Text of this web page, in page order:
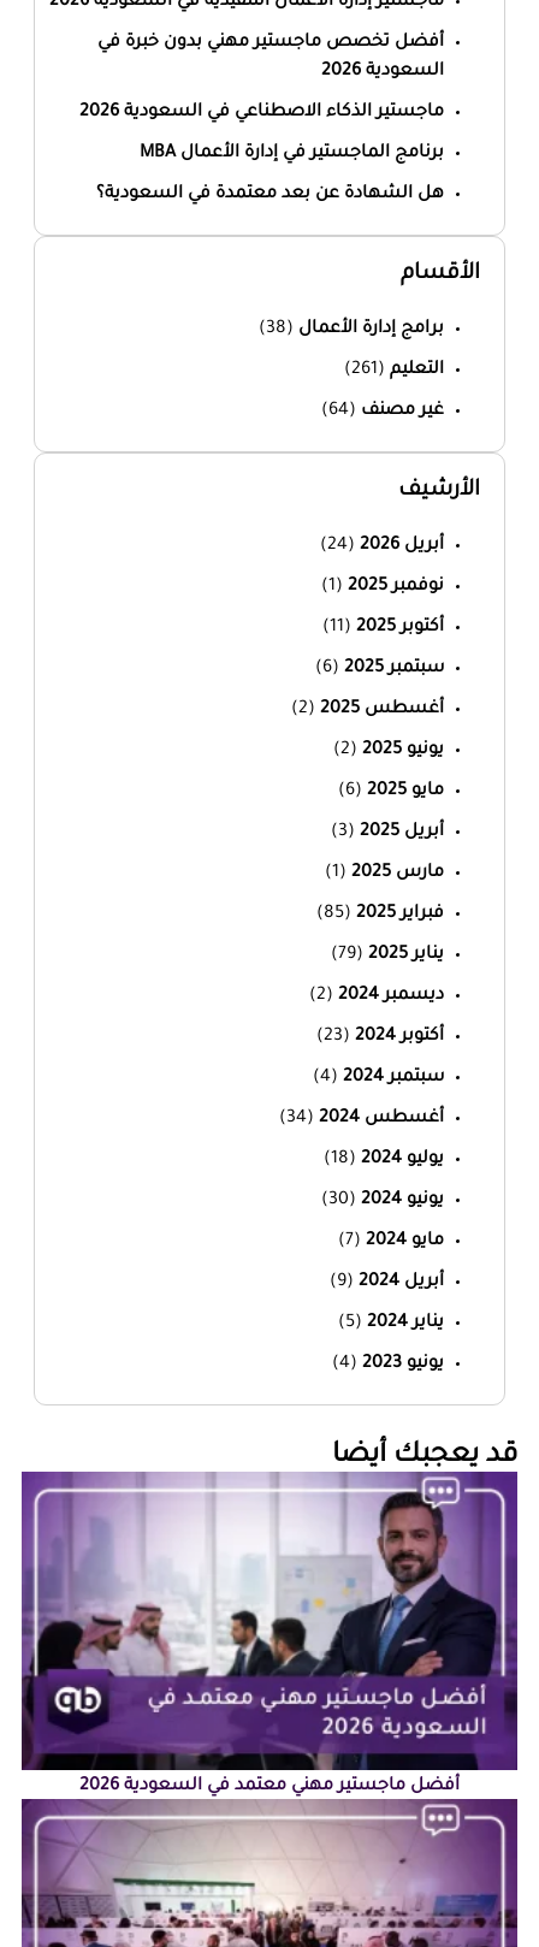
أفضل تخصص ماجستير مهني بدون خبرة في
السعودية 2026
ماجستير الذكاء الاصطناعي في السعودية 2026
برنامج الماجستير في إدارة الأعمال MBA
هل الشهادة عن بعد معتمدة في السعودية؟
الأقسام
برامج إدارة الأعمال (38)
التعليم (261)
غير مصنف (64)
الأرشيف
أبريل 2026 (24)
نوفمبر 2025 (1)
أكتوبر 2025 (11)
سبتمبر 2025 (6)
أغسطس 2025 (2)
يونيو 2025 (2)
مايو 2025 (6)
أبريل 2025 (3)
مارس 2025 (1)
فبراير 2025 (85)
يناير 2025 (79)
ديسمبر 2024 (2)
أكتوبر 2024 (23)
سبتمبر 2024 (4)
أغسطس 2024 (34)
يوليو 2024 (18)
يونيو 2024 (30)
مايو 2024 (7)
أبريل 2024 (9)
يناير 2024 (5)
يونيو 2023 (4)
‏قد يعجبك أيضا‏
أفضل ماجستير مهني معتمد في السعودية 2026